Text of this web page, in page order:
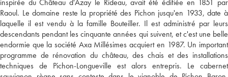
inspirée du Château d'Azay le Rideau, avait été édifiée en 1851 par
Raoul. Le domaine reste la propriété des Pichon jusqu'en 1933, date à
laquelle il est vendu à la famille Bouteiller. Il est administré par leurs
descendants pendant les cinquante années qui suivent, et c'est une belle
endormie que la société Axa Millésimes acquiert en 1987. Un important
programme de rénovation du château, des chais et des installations
techniques de Pichon-Longueville est alors entrepris. Le cabernet